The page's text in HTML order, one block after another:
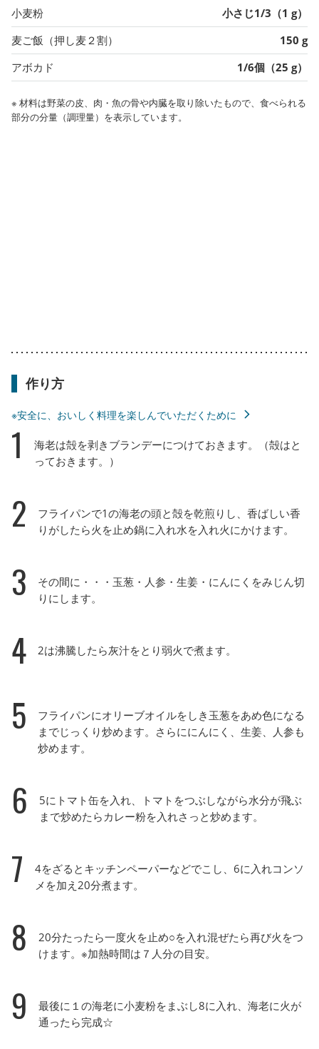
小麦粉
小さじ1/3（1 g）
麦ご飯（押し麦２割）
150 g
アボカド
1/6個（25 g）
※ 材料は野菜の皮、肉・魚の骨や内臓を取り除いたもので、食べられる
部分の分量（調理量）を表示しています。
作り方
※安全に、おいしく料理を楽しんでいただくために
1
海老は殻を剥きブランデーにつけておきます。（殻はと
っておきます。）
2
フライパンで1の海老の頭と殻を乾煎りし、香ばしい香
りがしたら火を止め鍋に入れ水を入れ火にかけます。
3
その間に・・・玉葱・人参・生姜・にんにくをみじん切
りにします。
4 2は沸騰したら灰汁をとり弱火で煮ます。
5
フライパンにオリーブオイルをしき玉葱をあめ色になる
までじっくり炒めます。さらににんにく、生姜、人参も
炒めます。
6
5にトマト缶を入れ、トマトをつぶしながら水分が飛ぶ
まで炒めたらカレー粉を入れさっと炒めます。
7
4をざるとキッチンペーパーなどでこし、6に入れコンソ
メを加え20分煮ます。
8
20分たったら一度火を止め○を入れ混ぜたら再び火をつ
けます。※加熱時間は７人分の目安。
9
最後に１の海老に小麦粉をまぶし8に入れ、海老に火が
通ったら完成☆